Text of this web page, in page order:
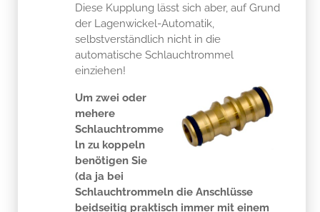
Diese Kupplung lässt sich aber, auf Grund
der Lagenwickel-Automatik,
selbstverständlich nicht in die
automatische Schlauchtrommel
einziehen!
Um zwei oder
mehere
Schlauchtromme
ln zu koppeln
benötigen Sie
(da ja bei
Schlauchtrommeln die Anschlüsse
beidseitig praktisch immer mit einem